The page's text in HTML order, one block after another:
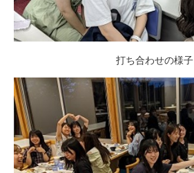
打ち合わせの様子